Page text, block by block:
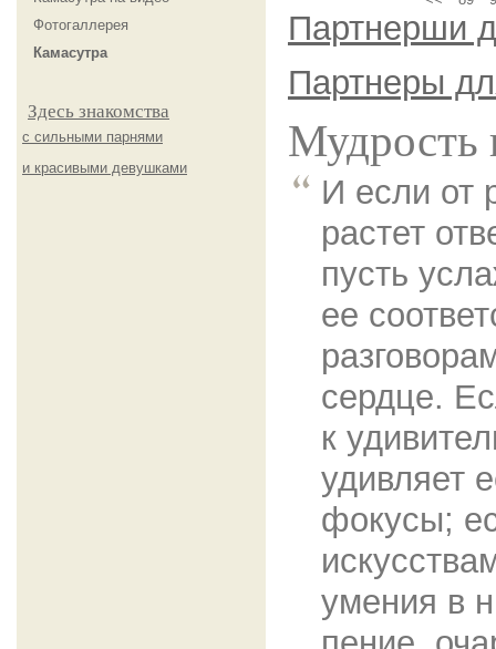
Фотогаллерея
Камасутра
Здесь знакомства
с сильными парнями
и красивыми девушками
Партнерши
Партнеры
Мудрость
И если от
растет
пусть
ее
сердце.
к
удивляет
фокусы;
умения в